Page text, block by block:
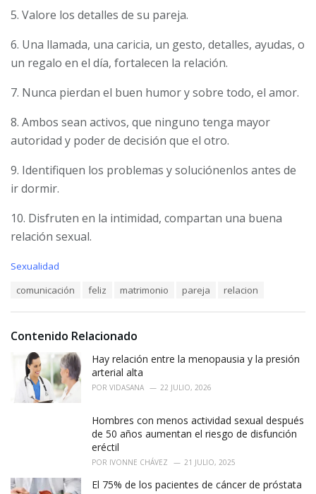
5. Valore los detalles de su pareja.
6. Una llamada, una caricia, un gesto, detalles, ayudas, o
un regalo en el día, fortalecen la relación.
7. Nunca pierdan el buen humor y sobre todo, el amor.
8. Ambos sean activos, que ninguno tenga mayor
autoridad y poder de decisión que el otro.
9. Identifiquen los problemas y soluciónenlos antes de
ir dormir.
10. Disfruten en la intimidad, compartan una buena
relación sexual.
C
o
r
Sexualidad
:
comunicación feliz matrimonio pareja relacion
Contenido Relacionado
Hay relación entre la menopausia y la presión
arterial alta
POR VIDASANA 22 JULIO, 2026
Hombres con menos actividad sexual después
de 50 años aumentan el riesgo de disfunción
eréctil
POR IVONNE CHÁVEZ 21 JULIO, 2025
El 75% de los pacientes de cáncer de próstata